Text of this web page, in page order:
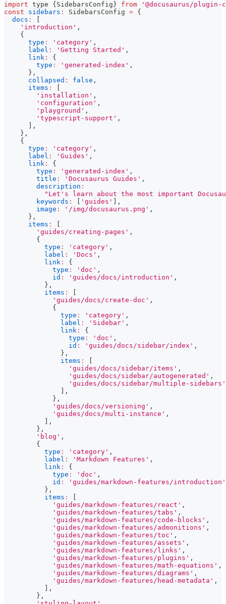
import type { SidebarsConfig } from
'@docusaurus/
const
sidebars : SidebarsConfig = {
docs :
'introduction' ,
{
type : 'category' ,
label : 'Getting Started' ,
link :
{
type : 'generated-index' ,
} ,
collapsed : false ,
items :
'installation' ,
'configuration' ,
'playground' ,
'typescript-support' ,
,
} ,
{
type : 'category' ,
label : 'Guides' ,
link :
{
type : 'generated-index' ,
title : 'Docusaurus Guides' ,
description :
"Let's learn about the most important
keywords : 'guides'
,
image : '/img/docusaurus.png' ,
} ,
items :
'guides/creating-pages' ,
{
type : 'category' ,
label : 'Docs' ,
link :
{
type : 'doc' ,
id : 'guides/docs/introduction' ,
} ,
items :
'guides/docs/create-doc' ,
{
type : 'category' ,
label : 'Sidebar' ,
link :
{
type : 'doc' ,
id : 'guides/docs/sidebar/index' ,
} ,
items :
'guides/docs/sidebar/items' ,
'guides/docs/sidebar/autogenerated' ,
'guides/docs/sidebar/multiple-sidebars'
,
} ,
'guides/docs/versioning' ,
'guides/docs/multi-instance' ,
,
} ,
'blog' ,
{
type : 'category' ,
label : 'Markdown Features' ,
link :
{
type : 'doc' ,
id :
'guides/markdown-features/introduction'
} ,
items :
'guides/markdown-features/react' ,
'guides/markdown-features/tabs' ,
'guides/markdown-features/code-blocks' ,
'guides/markdown-features/admonitions' ,
'guides/markdown-features/toc' ,
'guides/markdown-features/assets' ,
'guides/markdown-features/links' ,
'guides/markdown-features/plugins' ,
'guides/markdown-features/math-equations' ,
'guides/markdown-features/diagrams' ,
'guides/markdown-features/head-metadata' ,
,
} ,